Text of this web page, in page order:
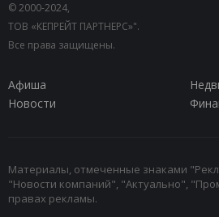
© 2000-2024,
ТОВ «КЕПРЕЙТ ПАРТНЕРС»".
Все права защищены.
Афиша
Новости
Материалы, отмеченные знаками
"Новости компаний", "Актуально",
правах рекламы.